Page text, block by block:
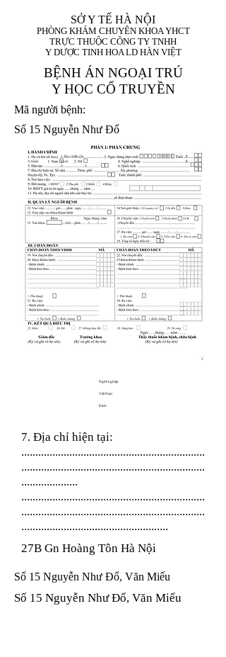
SỞ Y TẾ HÀ NỘI
PHÒNG KHÁM CHUYÊN KHOA YHCT
TRỰC THUỘC CÔNG TY TNHH
Y DƯỢC TINH HOA LD HÀN VIỆT
BỆNH ÁN NGOẠI TRÚ
Y HỌC CỔ TRUYỀN
Mã người bệnh:
Số 15 Nguyễn Như Đổ
1. Họ và tên (In
hoa):
1 9 9 5
8
8
X
X
Nghề nghiệp
Việt Nam
Kinh
7. Địa chỉ hiện tại:
.................................................................
.................................................................
....................
.................................................................
.................................................................
....................................................
27B Gn Hoàng Tôn Hà Nội
Số 15 Nguyễn Như Đổ, Văn Miếu
Số 15 Nguyễn Như Đổ, Văn Miếu